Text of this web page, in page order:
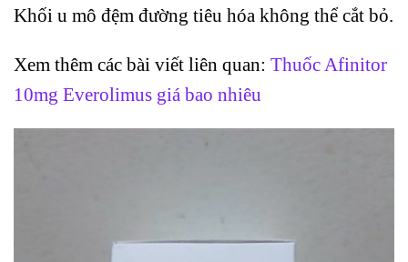
Khối u mô đệm đường tiêu hóa không thể cắt bỏ.
Xem thêm các bài viết liên quan: Thuốc Afinitor
10mg Everolimus giá bao nhiêu